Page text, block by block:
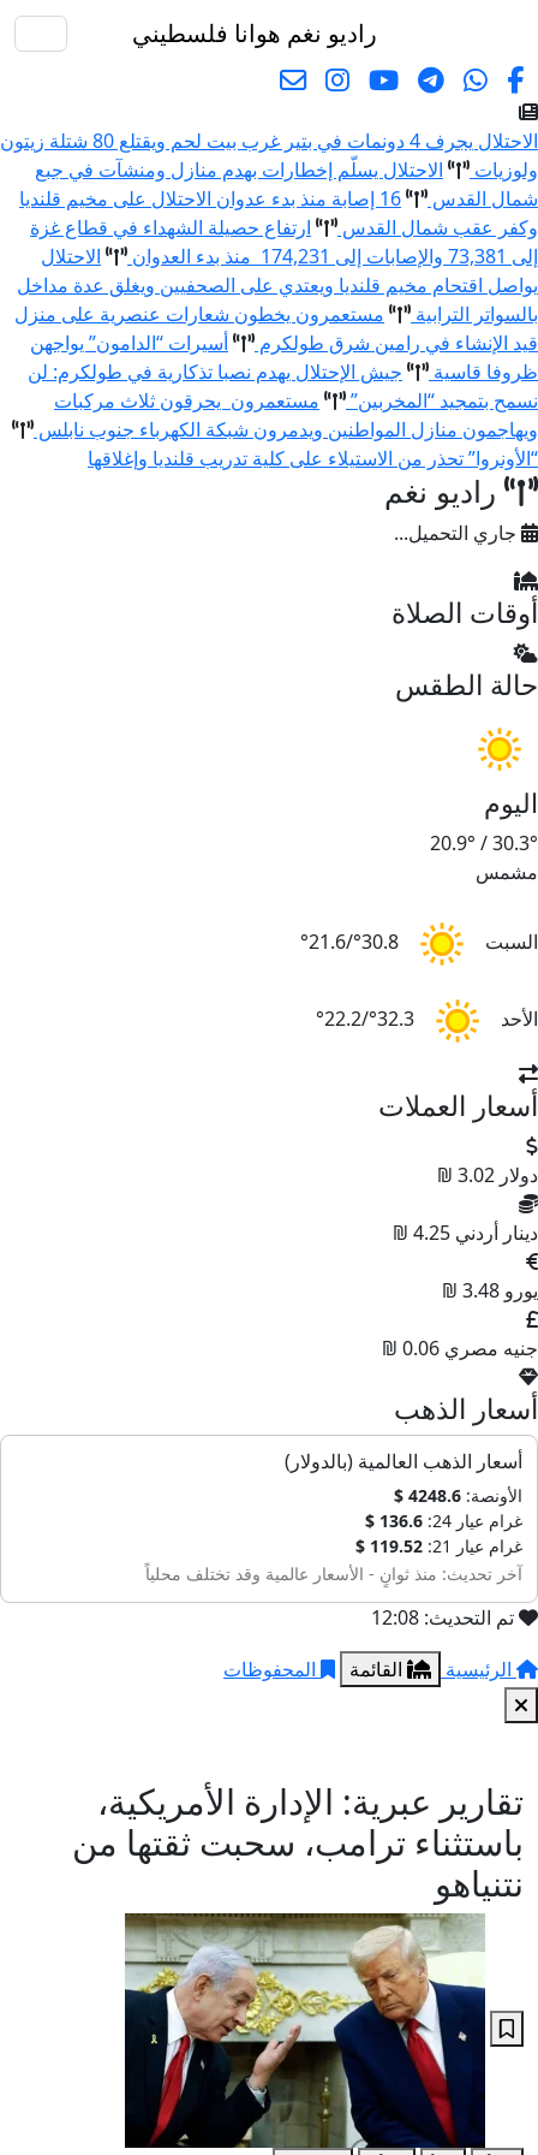
راديو نغم هوانا فلسطيني
الاحتلال يجرف 4 دونمات في بتير غرب بيت لحم ويقتلع 80 شتلة زيتون
ولوزيات
الاحتلال يسلّم إخطارات بهدم منازل ومنشآت في جبع
شمال القدس
16 إصابة منذ بدء عدوان الاحتلال على مخيم قلنديا
وكفر عقب شمال القدس
ارتفاع حصيلة الشهداء في قطاع غزة
إلى 73,381 والإصابات إلى 174,231 منذ بدء العدوان
الاحتلال
يواصل اقتحام مخيم قلنديا ويعتدي على الصحفيين ويغلق عدة مداخل
بالسواتر الترابية
مستعمرون يخطون شعارات عنصرية على منزل
قيد الإنشاء في رامين شرق طولكرم
أسيرات “الدامون” يواجهن
ظروفا قاسية
جيش الإحتلال يهدم نصبا تذكارية في طولكرم: لن
نسمح بتمجيد “المخربين”
مستعمرون يحرقون ثلاث مركبات
ويهاجمون منازل المواطنين ويدمرون شبكة الكهرباء جنوب نابلس
“الأونروا” تحذر من الاستيلاء على كلية تدريب قلنديا وإغلاقها
راديو نغم
جاري التحميل...
أوقات الصلاة
حالة الطقس
اليوم
30.3°
/
20.9°
مشمس
السبت 30.8°/21.6°
الأحد 32.3°/22.2°
أسعار العملات
دولار 3.02 ₪
دينار أردني 4.25 ₪
يورو 3.48 ₪
جنيه مصري 0.06 ₪
أسعار الذهب
أسعار الذهب العالمية (بالدولار)
الأونصة: 4248.6 $
غرام عيار 24:
136.6 $
غرام عيار 21:
119.52 $
آخر تحديث: منذ ثوانٍ - الأسعار عالمية وقد تختلف محلياً
تم التحديث: 12:08
الرئيسية
القائمة المحفوظات
تقارير عبرية: الإدارة الأمريكية،
باستثناء ترامب، سحبت ثقتها من
نتنياهو